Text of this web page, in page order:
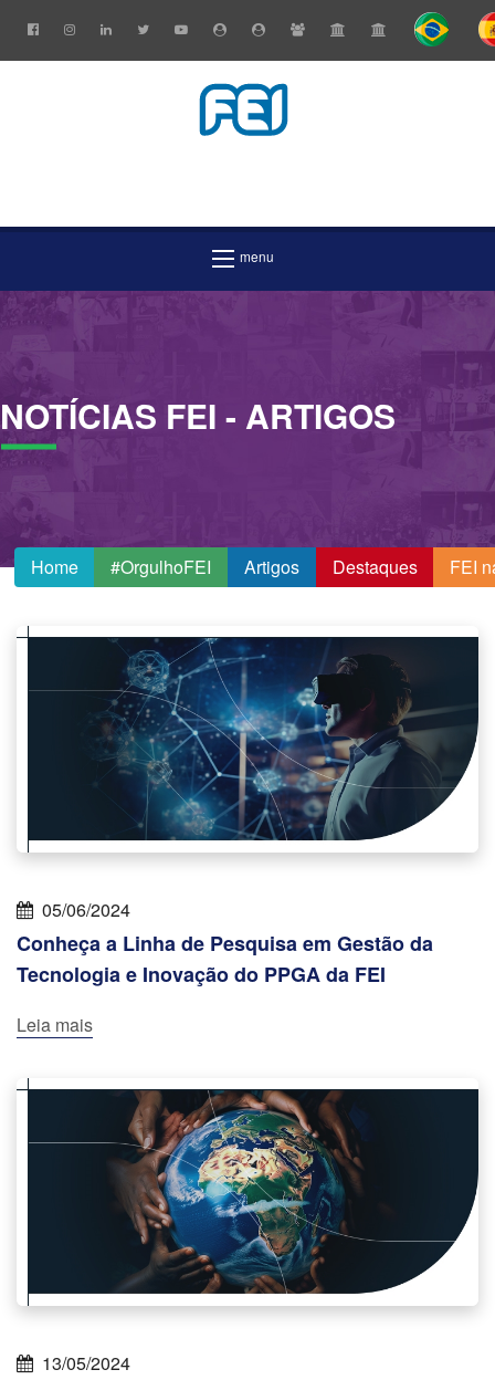
NOTÍCIAS FEI - ARTIGOS
Home #OrgulhoFEI Artigos Destaques FEI
05/06/2024
Conheça a Linha de Pesquisa em Gestão da
Tecnologia e Inovação do PPGA da FEI
Leia mais
13/05/2024